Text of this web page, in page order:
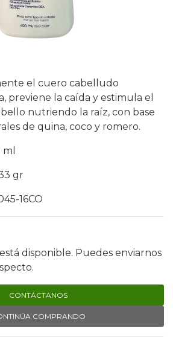
el cuero cabelludo
previene la caída y estimula el
nutriendo la raíz, con base
de quina, coco y romero.
gr
16CO
disponible. Puedes enviarnos
CONTÁCTANOS
COMPRANDO